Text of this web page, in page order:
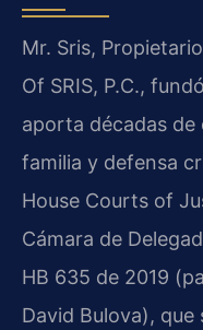
Mr. Sris,
Of SRIS, P.C.,
aporta décadas de
familia y defensa
House Courts of
Cámara de
HB 635 de 2019
David Bulova),